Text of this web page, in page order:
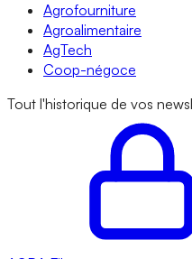
Agrofourniture
Agroalimentaire
AgTech
Coop-négoce
Tout l'historique de vos